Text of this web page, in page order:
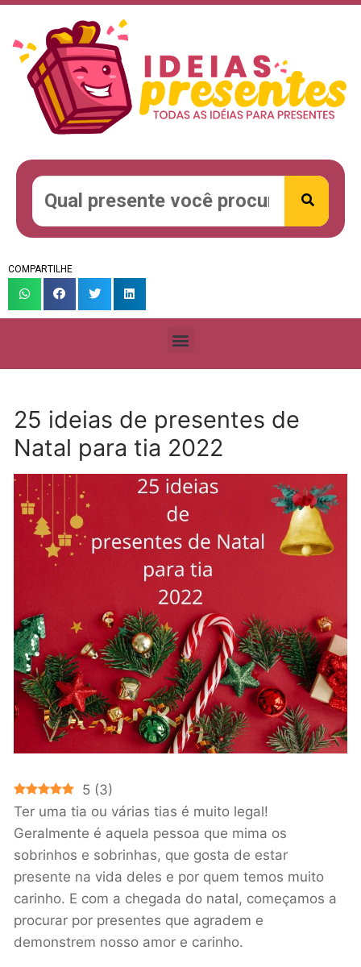
COMPARTILHE
25 ideias de presentes de
Natal para tia 2022
5 (3)
Ter uma tia ou várias tias é muito legal!
Geralmente é aquela pessoa que mima os
sobrinhos e sobrinhas, que gosta de estar
presente na vida deles e por quem temos muito
carinho. E com a chegada do natal, começamos a
procurar por presentes que agradem e
demonstrem nosso amor e carinho.